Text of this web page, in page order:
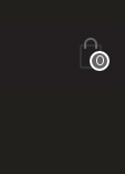
0